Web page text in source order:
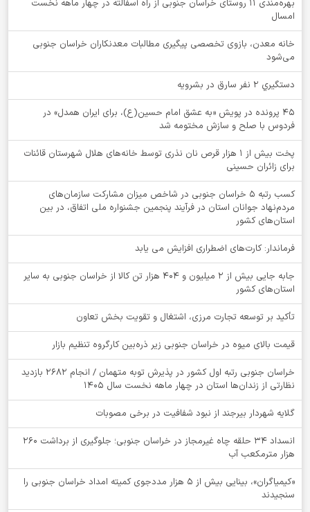
بهره‌مندی ۱۱ روستای خراسان جنوبی از راه آسفالته در چهار ماهه نخست
امسال
خانه معدن، بازوی تخصصی پیگیری مطالبات معدنکاران خراسان جنوبی
می‌شود
دستگيري 2 نفر سارق در بشرويه
۴۵ پرونده در پویش «به عشق امام حسین(ع)، برای ایران همدل» در
فردوس با صلح و سازش مختومه شد
پخت بیش از 1 هزار قرص نان نذری توسط خانه‌های هلال شهرستان قائنات
برای زائران حسینی
کسب رتبه ۵ خراسان جنوبی در شاخص میزان مشارکت سازمان‌های
مردم‌نهاد جوانان استان در فرآیند پنجمین جشنواره ملی اتفاق، در بین
استان‌های کشور
فرماندار: کارت‌های اضطراری افزایش می یابد
جابه جایی بیش از 2 میلیون و 404 هزار تن کالا از خراسان جنوبی به سایر
استان‌های کشور
تأکید بر توسعه تجارت مرزی، اشتغال و تقویت بخش تعاون
قیمت بالای میوه در خراسان جنوبی زیر ذره‌بین کارگروه تنظیم بازار
خراسان جنوبی رتبه اول کشور در پذیرش توبه متهمان / انجام ۲۶۸۲ بازدید
نظارتی از زندان‌ها استان در چهار ماهه نخست سال 1405
گلایه شهردار بیرجند از نبود شفافیت در برخی مصوبات
انسداد ۳۴ حلقه چاه غیرمجاز در خراسان جنوبی؛ جلوگیری از برداشت ۲۶۰
هزار مترمکعب آب
«کیمیاگران»، بینایی بیش از ۵ هزار مددجوی کمیته امداد خراسان جنوبی را
سنجیدند